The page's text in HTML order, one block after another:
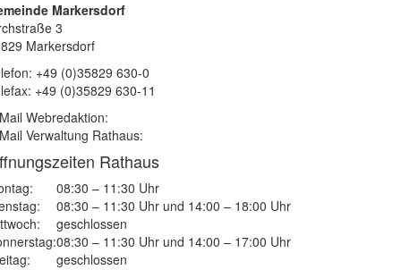
Markersdorf
3
Markersdorf
+49 (0)35829 630-0
+49 (0)35829 630-11
Webredaktion:
Verwaltung Rathaus:
Rathaus
08:30 – 11:30 Uhr
08:30 – 11:30 Uhr und 14:00 – 18:00 Uhr
geschlossen
08:30 – 11:30 Uhr und 14:00 – 17:00 Uhr
geschlossen